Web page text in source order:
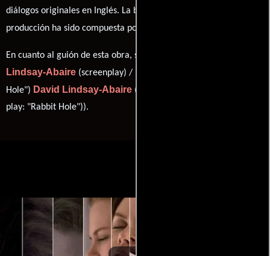
diálogos originales en Inglés. La banda sonora para esta
producción ha sido compuesta por
En cuanto al guión de esta obra, se encuentra a cargo de
Lindsay-Abaire (screenplay) / (based on his play: "Rabbit
Hole") David Lindsay-Abaire ((screenplay) / (based on his
play: "Rabbit Hole")).